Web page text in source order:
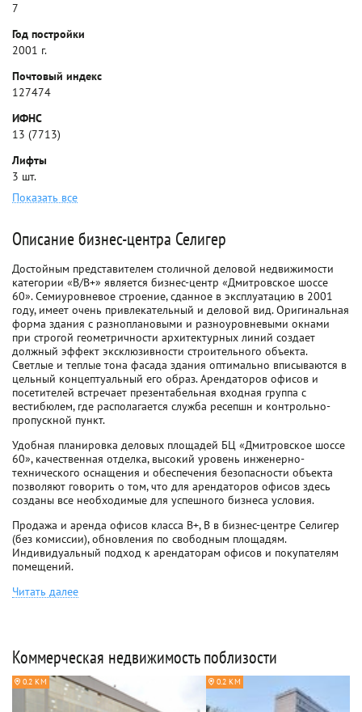
7
Год постройки
2001 г.
Почтовый индекс
127474
ИФНС
13 (7713)
Лифты
3 шт.
Показать все
Описание бизнес-центра Селигер
Достойным представителем столичной деловой недвижимости
категории «В/В+» является бизнес-центр «Дмитровское шоссе
60». Семиуровневое строение, сданное в эксплуатацию в 2001
году, имеет очень привлекательный и деловой вид. Оригинальная
форма здания с разноплановыми и разноуровневыми окнами
при строгой геометричности архитектурных линий создает
должный эффект эксклюзивности строительного объекта.
Светлые и теплые тона фасада здания оптимально вписываются в
цельный концептуальный его образ. Арендаторов офисов и
посетителей встречает презентабельная входная группа с
вестибюлем, где располагается служба ресепшн и контрольно-
пропускной пункт.
Удобная планировка деловых площадей БЦ «Дмитровское шоссе
60», качественная отделка, высокий уровень инженерно-
технического оснащения и обеспечения безопасности объекта
позволяют говорить о том, что для арендаторов офисов здесь
созданы все необходимые для успешного бизнеса условия.
Продажа и аренда офисов класса B+, B в бизнес-центре Селигер
(без комиссии), обновления по свободным площадям.
Индивидуальный подход к арендаторам офисов и покупателям
помещений.
Читать далее
Коммерческая недвижимость поблизости
0.2 КМ 0.2 КМ